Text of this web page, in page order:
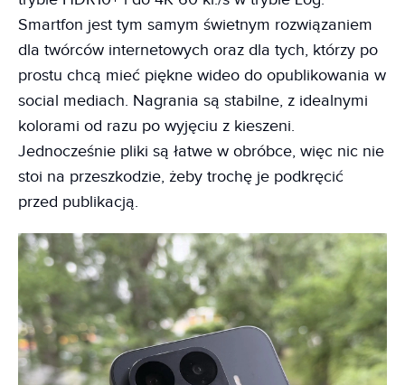
Smartfon jest tym samym świetnym rozwiązaniem
dla twórców internetowych oraz dla tych, którzy po
prostu chcą mieć piękne wideo do opublikowania w
social mediach. Nagrania są stabilne, z idealnymi
kolorami od razu po wyjęciu z kieszeni.
Jednocześnie pliki są łatwe w obróbce, więc nic nie
stoi na przeszkodzie, żeby trochę je podkręcić
przed publikacją.